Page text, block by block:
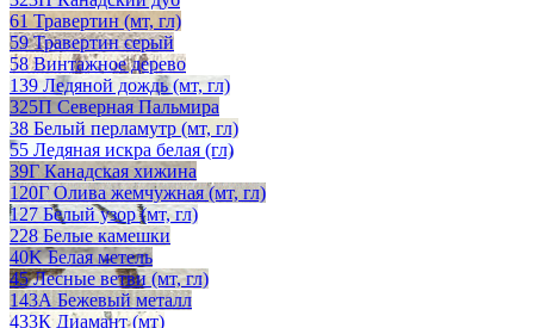
61 Травертин (мт, гл)
59 Травертин серый
58 Винтажное дерево
139 Ледяной дождь (мт, гл)
325П Северная Пальмира
38 Белый перламутр (мт, гл)
55 Ледяная искра белая (гл)
39Г Канадская хижина
120Г Олива жемчужная (мт, гл)
127 Белый узор (мт, гл)
228 Белые камешки
40K Белая метель
45 Лесные ветви (мт, гл)
143А Бежевый металл
433К Диамант (мт)